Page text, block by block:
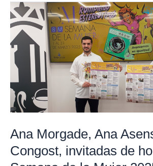
Ana Morgade, Ana
Congost, invitadas de
Ana
Morgade,
Ana
Asensio
Silvia
Congost,
invitadas
honor
en